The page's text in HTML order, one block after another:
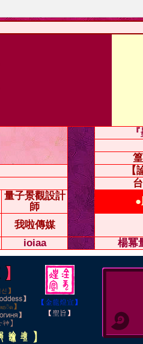
量子景觀設計
師
我啦傳媒
ioiaa 楊冪